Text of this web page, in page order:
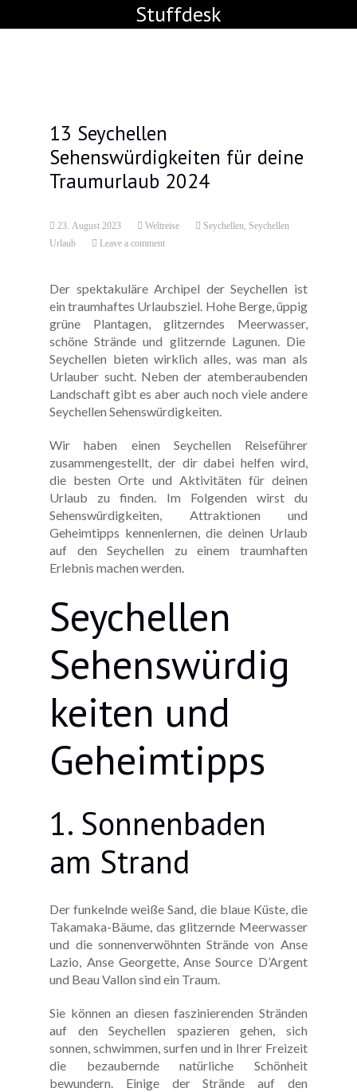
Stuffdesk
13 Seychellen
Sehenswürdigkeiten für deine
Traumurlaub 2024
23. August 2023 Weltreise Seychellen, Seychellen
Urlaub
Leave a comment
Der spektakuläre Archipel der Seychellen ist
ein traumhaftes Urlaubsziel. Hohe Berge, üppig
grüne Plantagen, glitzerndes Meerwasser,
schöne Strände und glitzernde Lagunen. Die
Seychellen bieten wirklich alles, was man als
Urlauber sucht. Neben der atemberaubenden
Landschaft gibt es aber auch noch viele andere
Seychellen Sehenswürdigkeiten.
Wir haben einen Seychellen Reiseführer
zusammengestellt, der dir dabei helfen wird,
die besten Orte und Aktivitäten für deinen
Urlaub zu finden. Im Folgenden wirst du
Sehenswürdigkeiten, Attraktionen und
Geheimtipps kennenlernen, die deinen Urlaub
auf den Seychellen zu einem traumhaften
Erlebnis machen werden.
Seychellen
Sehenswürdig
keiten und
Geheimtipps
1. Sonnenbaden
am Strand
Der funkelnde weiße Sand, die blaue Küste, die
Takamaka-Bäume, das glitzernde Meerwasser
und die sonnenverwöhnten Strände von Anse
Lazio, Anse Georgette, Anse Source D’Argent
und Beau Vallon sind ein Traum.
Sie können an diesen faszinierenden Stränden
auf den Seychellen spazieren gehen, sich
sonnen, schwimmen, surfen und in Ihrer Freizeit
die bezaubernde natürliche Schönheit
bewundern. Einige der Strände auf den